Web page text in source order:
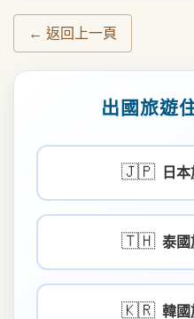
← 返回上一頁
出國旅遊
🇯🇵 日
🇹🇭 泰國
🇰🇷 韓國